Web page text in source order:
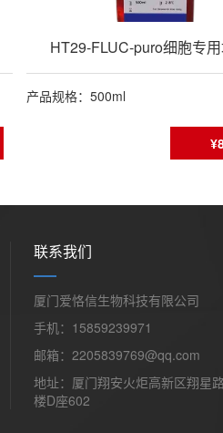
HT29-FLUC-puro细胞专
产品规格：500ml
联系我们
厦门爱恪信生物科技有限公司
手机：15859239971
邮箱：2205839769@qq.com
地址：厦门翔安火炬高新区翔星
楼D座602